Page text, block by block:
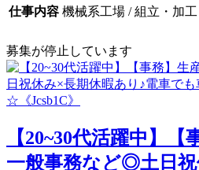
仕事内容 機械系工場 / 組立・加
募集が停止しています
【20~30代活躍中】
一般事務など◎土日祝